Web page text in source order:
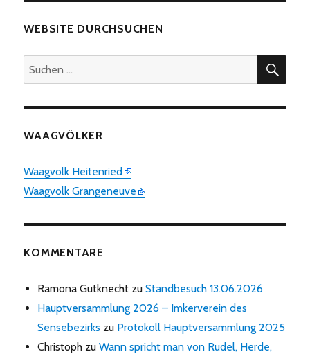
WEBSITE DURCHSUCHEN
Suchen
nach:
WAAGVÖLKER
Waagvolk Heitenried
Waagvolk Grangeneuve
KOMMENTARE
Ramona Gutknecht zuStandbesuch 13.06.2026
Hauptversammlung 2026 – Imkerverein des
Sensebezirks zu Protokoll Hauptversammlung 2025
Christoph zuWann spricht man von Rudel, Herde,